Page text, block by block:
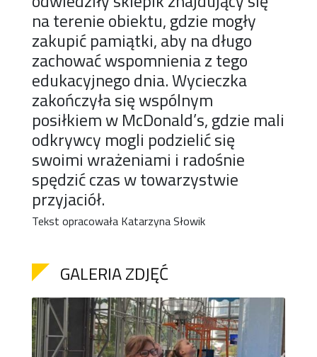
na terenie obiektu, gdzie mogły
zakupić pamiątki, aby na długo
zachować wspomnienia z tego
edukacyjnego dnia. Wycieczka
zakończyła się wspólnym
posiłkiem w McDonald’s, gdzie mali
odkrywcy mogli podzielić się
swoimi wrażeniami i radośnie
spędzić czas w towarzystwie
przyjaciół.
Tekst opracowała Katarzyna Słowik
GALERIA ZDJĘĆ